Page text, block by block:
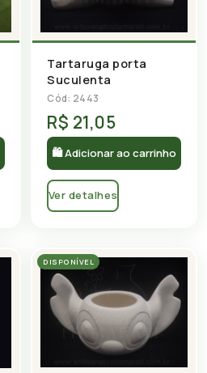
Tartaruga porta
Suculenta
Cód: 2443
R$ 21,05
🛍 Adicionar ao carrinho
Ver detalhes
DISPONÍVEL